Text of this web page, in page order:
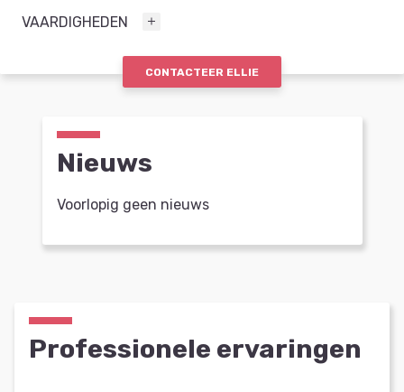
VAARDIGHEDEN
CONTACTEER ELLIE
Nieuws
Voorlopig geen nieuws
Professionele ervaringen